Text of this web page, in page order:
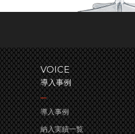
VOICE
導入事例
導入事例
納入実績一覧